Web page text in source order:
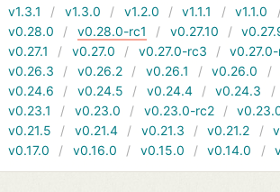
v1.3.1
v1.3.0 v1.2.0 v1.1.1 v1.1.0
v0.28.0
v0.28.0-rc1 v0.27.10
v0.27.1
v0.27.0 v0.27.0-rc3
v0.26.3
v0.26.2 v0.26.1 v0.26.0
v0.24.6
v0.24.5 v0.24.4 v0.24.3
v0.23.1
v0.23.0 v0.23.0-rc2
v0.21.5
v0.21.4 v0.21.3 v0.21.2
v0.17.0
v0.16.0 v0.15.0 v0.14.0